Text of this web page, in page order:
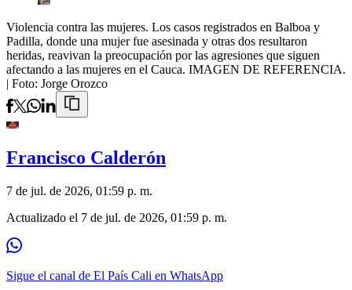
Violencia contra las mujeres. Los casos registrados en Balboa y
Padilla, donde una mujer fue asesinada y otras dos resultaron
heridas, reavivan la preocupación por las agresiones que siguen
afectando a las mujeres en el Cauca. IMAGEN DE REFERENCIA.
| Foto: Jorge Orozco
Francisco Calderón
7 de jul. de 2026, 01:59 p. m.
Actualizado el 7 de jul. de 2026, 01:59 p. m.
Sigue el canal de El País Cali en WhatsApp